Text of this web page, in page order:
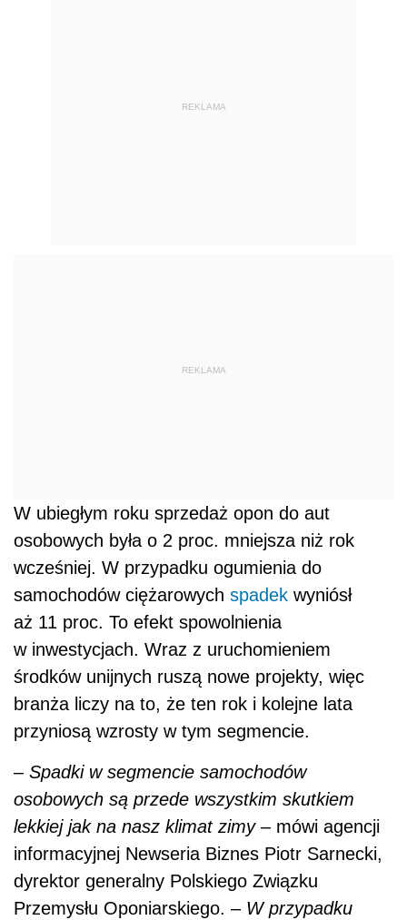
REKLAMA
REKLAMA
W ubiegłym roku sprzedaż opon do aut
osobowych była o 2 proc. mniejsza niż rok
wcześniej. W przypadku ogumienia do
samochodów ciężarowych spadek wyniósł
aż 11 proc. To efekt spowolnienia
w inwestycjach. Wraz z uruchomieniem
środków unijnych ruszą nowe projekty, więc
branża liczy na to, że ten rok i kolejne lata
przyniosą wzrosty w tym segmencie.
– Spadki w segmencie samochodów
osobowych są przede wszystkim skutkiem
lekkiej jak na nasz klimat zimy – mówi agencji
informacyjnej Newseria Biznes Piotr Sarnecki,
dyrektor generalny Polskiego Związku
Przemysłu Oponiarskiego. – W przypadku